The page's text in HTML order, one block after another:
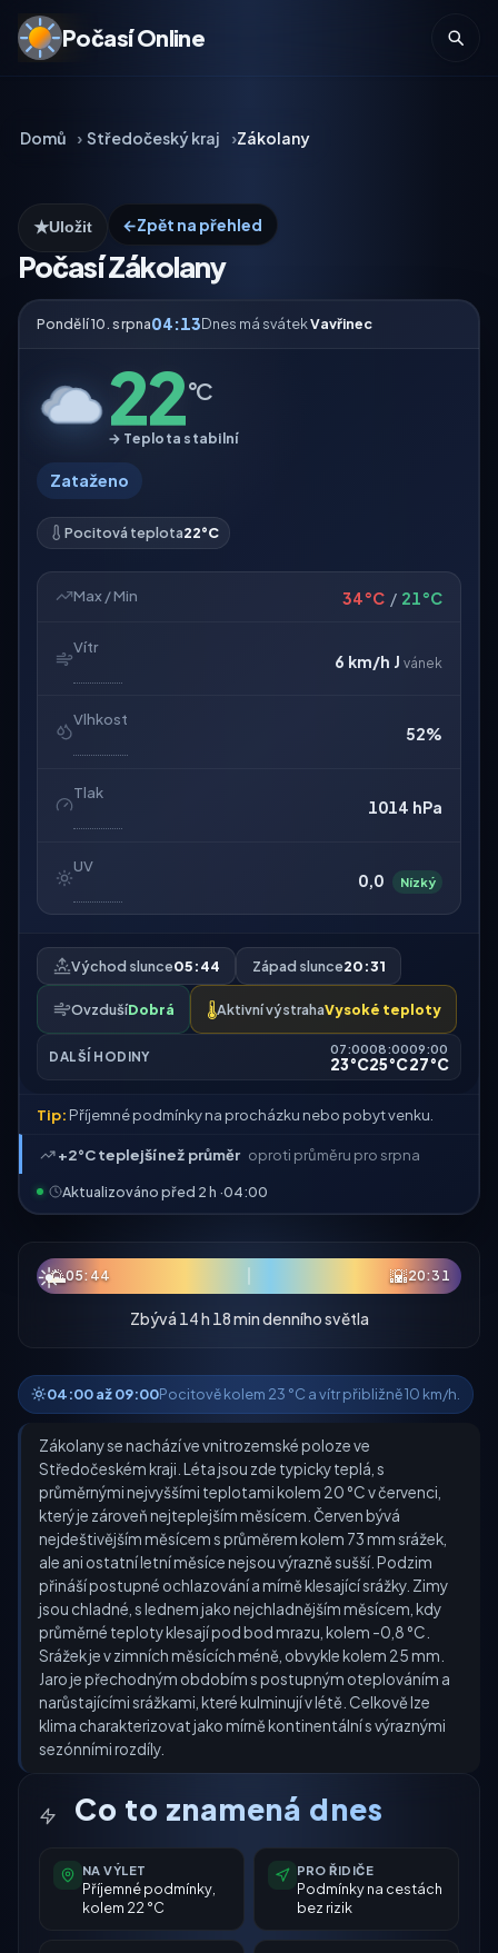
Počasí Online
Domů Středočeský kraj Zákolany
←Zpět na přehled
Počasí Zákolany
★Uložit
Pondělí 10. srpna04:13Dnes má svátekVavřinec
22°C
→ Teplota stabilní
Zataženo
Pocitová teplota22°C
Max / Min 34°C / 21°C
Vítr
6 km/h J vánek
Vlhkost
52%
Tlak
1014 hPa
UV
0,0 Nízký
Východ slunce05:44 Západ slunce20:31
OvzdušíDobrá 🌡️Aktivní výstrahaVysoké teploty
DALŠÍ HODINY
07:00
23°C
08:00
25°C
09:00
27°C
Tip: Příjemné podmínky na procházku nebo pobyt venku.
+2°C teplejší než průměr oproti průměru pro srpna
Aktualizováno před 2 h ·04:00
🌅05:44
☀ 🌇20:31
Zbývá 14 h 18 min denního světla
04:00 až 09:00Pocitově kolem 23 °C a vítr přibližně 10 km/h.
Zákolany se nachází ve vnitrozemské poloze ve
Středočeském kraji. Léta jsou zde typicky teplá, s
průměrnými nejvyššími teplotami kolem 20 °C v červenci,
který je zároveň nejteplejším měsícem. Červen bývá
nejdeštivějším měsícem s průměrem kolem 73 mm srážek,
ale ani ostatní letní měsíce nejsou výrazně sušší. Podzim
přináší postupné ochlazování a mírně klesající srážky. Zimy
jsou chladné, s lednem jako nejchladnějším měsícem, kdy
průměrné teploty klesají pod bod mrazu, kolem -0,8 °C.
Srážek je v zimních měsících méně, obvykle kolem 25 mm.
Jaro je přechodným obdobím s postupným oteplováním a
narůstajícími srážkami, které kulminují v létě. Celkově lze
klima charakterizovat jako mírně kontinentální s výraznými
sezónními rozdíly.
Co to znamená dnes
NA VÝLET
Příjemné podmínky,
kolem 22 °C
PRO ŘIDIČE
Podmínky na cestách
bez rizik